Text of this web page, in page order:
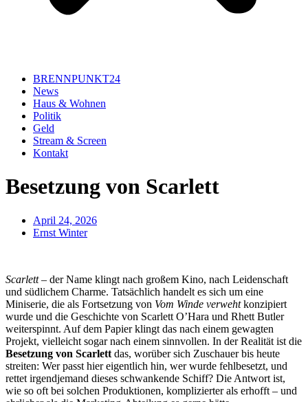
BRENNPUNKT24
News
Haus & Wohnen
Politik
Geld
Stream & Screen
Kontakt
Besetzung von Scarlett
April 24, 2026
Ernst Winter
Scarlett– der Name klingt nach großem Kino, nach Leidenschaft
und südlichem Charme. Tatsächlich handelt es sich um eine
Miniserie, die als Fortsetzung von Vom Winde verwehtkonzipiert
wurde und die Geschichte von Scarlett O’Hara und Rhett Butler
weiterspinnt. Auf dem Papier klingt das nach einem gewagten
Projekt, vielleicht sogar nach einem sinnvollen. In der Realität ist die
Besetzung von Scarlett das, worüber sich Zuschauer bis heute
streiten: Wer passt hier eigentlich hin, wer wurde fehlbesetzt, und
rettet irgendjemand dieses schwankende Schiff? Die Antwort ist,
wie so oft bei solchen Produktionen, komplizierter als erhofft – und